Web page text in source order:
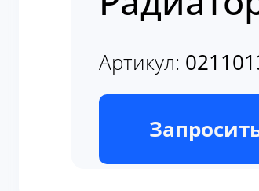
Артикул:
В наличии